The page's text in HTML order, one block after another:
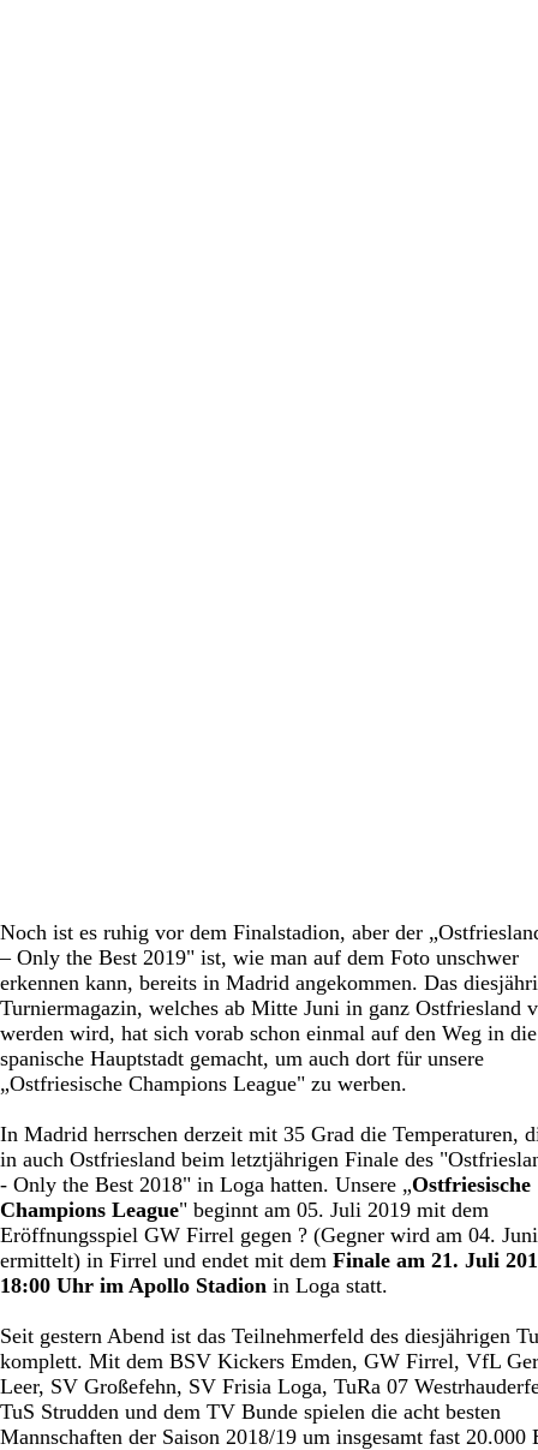
Noch ist es ruhig vor dem Finalstadion, aber der
– Only the Best 2019" ist, wie man auf dem Foto unschwer
erkennen kann, bereits in Madrid angekommen. Das
Turniermagazin, welches ab Mitte Juni in ganz Ostfriesland
werden wird, hat sich vorab schon einmal auf den Weg in die
spanische Hauptstadt gemacht, um auch dort für unsere
„Ostfriesische Champions League" zu werben.
In Madrid herrschen derzeit mit 35 Grad die Temperaturen,
in auch Ostfriesland beim letztjährigen Finale des
- Only the Best 2018" in Loga hatten. Unsere „Ostfriesische
Champions League" beginnt am 05. Juli 2019 mit dem
Eröffnungsspiel GW Firrel gegen ? (Gegner wird am 04.
ermittelt) in Firrel und endet mit dem Finale am 21. Juli
18:00 Uhr im Apollo Stadion in Loga statt.
Seit gestern Abend ist das Teilnehmerfeld des diesjährigen
komplett. Mit dem BSV Kickers Emden, GW Firrel, VfL
Leer, SV Großefehn, SV Frisia Loga, TuRa 07
TuS Strudden und dem TV Bunde spielen die acht besten
Mannschaften der Saison 2018/19 um insgesamt fast 20.000